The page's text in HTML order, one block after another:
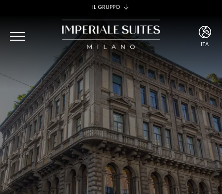
IL GRUPPO
IMPERIALE SUITES MILANO
IMPERIALE SUITES DANTE
IMPERIALE SUITES CASTELLO
IMPERIALE SUITES SAN CARLO
ITA